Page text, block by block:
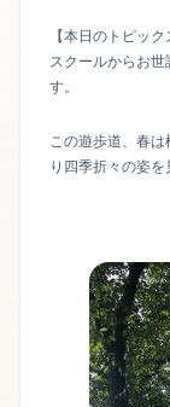
【本日のトピック
スクールからお
す。
この遊歩道、春
り四季折々の姿を